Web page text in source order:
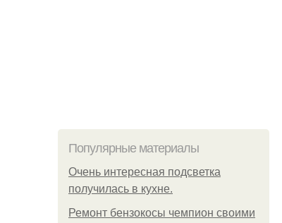
Популярные материалы
Очень интересная подсветка
получилась в кухне.
Ремонт бензокосы чемпион своими